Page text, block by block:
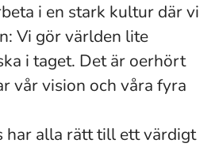
i en stark kultur där vi
Vi gör världen lite
i taget. Det är oerhört
vår vision och våra fyra
har alla rätt till ett värdigt